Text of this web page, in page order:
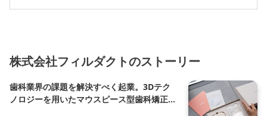
株式会社フィルダクトのストーリー
歯科業界の課題を解決すべく起業。3Dテク
ノロジーを用いたマウスピース型歯科矯正サ